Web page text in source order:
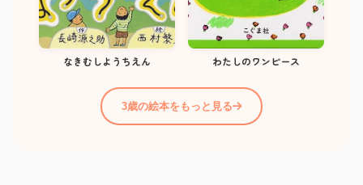
なきむしようちえん わたしのワンピース
3歳の絵本をもっと見る